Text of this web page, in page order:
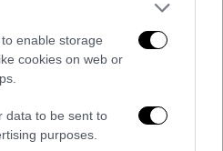
enable storage
cookies on web or
data to be sent to
purposes.
με τον γαμπρό
επιβεβαίωσε ότι
λιποθύμησε επί
τις αισθήσεις της
αρνήθηκε να
ενημερώνοντας την